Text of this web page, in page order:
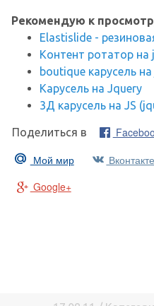
Рекомендую к
Elastislide -
Контент ротатор на
boutique карусель
Карусель на Jquery
3Д карусель на JS
Поделиться в
Мой мир
Вконтакте
Google+